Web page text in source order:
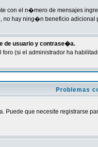
con el n�mero de mensajes
no hay ning�n beneficio adicional
de usuario y contrase�a.
(si el administrador ha
Problemas
que necesite registrarse